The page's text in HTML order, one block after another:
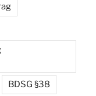
BDSG §38